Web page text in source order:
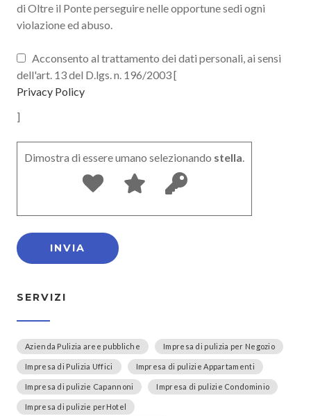
di Oltre il Ponte perseguire nelle opportune sedi ogni
violazione ed abuso.
Acconsento al trattamento dei dati personali, ai sensi
dell'art. 13 del D.lgs. n. 196/2003 [
Privacy Policy
]
Dimostra di essere umano selezionando stella.
SERVIZI
Azienda Pulizia aree pubbliche Impresa di pulizia per Negozio
Impresa di Pulizia Uffici Impresa di pulizie Appartamenti
Impresa di pulizie Capannoni Impresa di pulizie Condominio
Impresa di pulizie perHotel